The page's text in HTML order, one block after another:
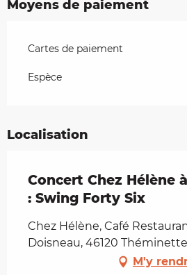
Moyens de paiement
Cartes de paiement
Espèce
Localisation
Concert Chez Hélène
: Swing Forty Six
Chez Hélène, Café
Doisneau, 46120
M'y